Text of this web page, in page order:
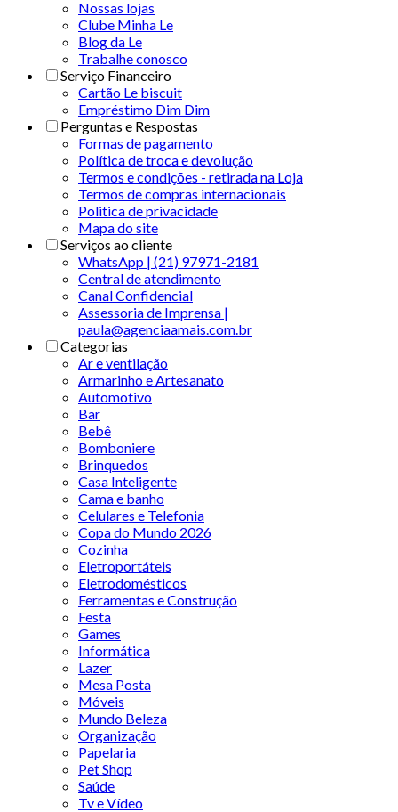
Nossas lojas
Clube Minha Le
Blog da Le
Trabalhe conosco
Serviço Financeiro
Cartão Le biscuit
Empréstimo Dim Dim
Perguntas e Respostas
Formas de pagamento
Política de troca e devolução
Termos e condições - retirada na Loja
Termos de compras internacionais
Politica de privacidade
Mapa do site
Serviços ao cliente
WhatsApp | (21) 97971-2181
Central de atendimento
Canal Confidencial
Assessoria de Imprensa |
paula@agenciaamais.com.br
Categorias
Ar e ventilação
Armarinho e Artesanato
Automotivo
Bar
Bebê
Bomboniere
Brinquedos
Casa Inteligente
Cama e banho
Celulares e Telefonia
Copa do Mundo 2026
Cozinha
Eletroportáteis
Eletrodomésticos
Ferramentas e Construção
Festa
Games
Informática
Lazer
Mesa Posta
Móveis
Mundo Beleza
Organização
Papelaria
Pet Shop
Saúde
Tv e Vídeo